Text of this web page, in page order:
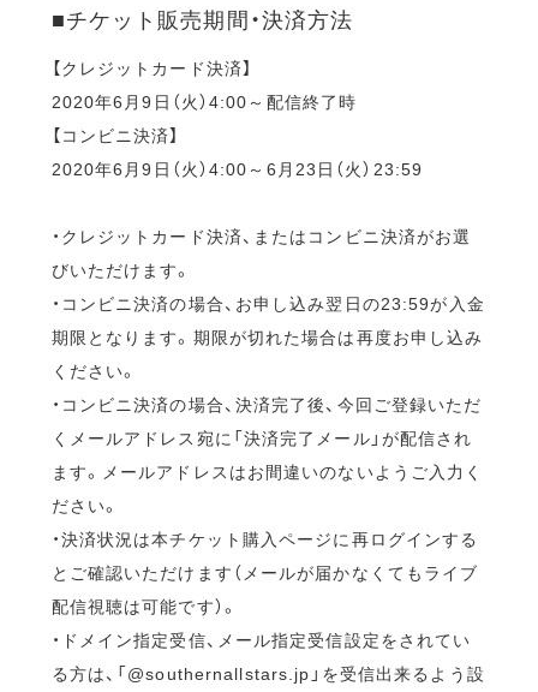
■チケット販売期間・決済方法
【クレジットカード決済】
2020年6月9日（火）4:00～配信終了時
【コンビニ決済】
2020年6月9日（火）4:00～6月23日（火）23:59
・クレジットカード決済、またはコンビニ決済がお選
びいただけます。
・コンビニ決済の場合、お申し込み翌日の23:59が入金
期限となります。期限が切れた場合は再度お申し込み
ください。
・コンビニ決済の場合、決済完了後、今回ご登録いただ
くメールアドレス宛に「決済完了メール」が配信され
ます。メールアドレスはお間違いのないようご入力く
ださい。
・決済状況は本チケット購入ページに再ログインする
とご確認いただけます（メールが届かなくてもライブ
配信視聴は可能です）。
・ドメイン指定受信、メール指定受信設定をされてい
る方は、「@southernallstars.jp」を受信出来るよう設